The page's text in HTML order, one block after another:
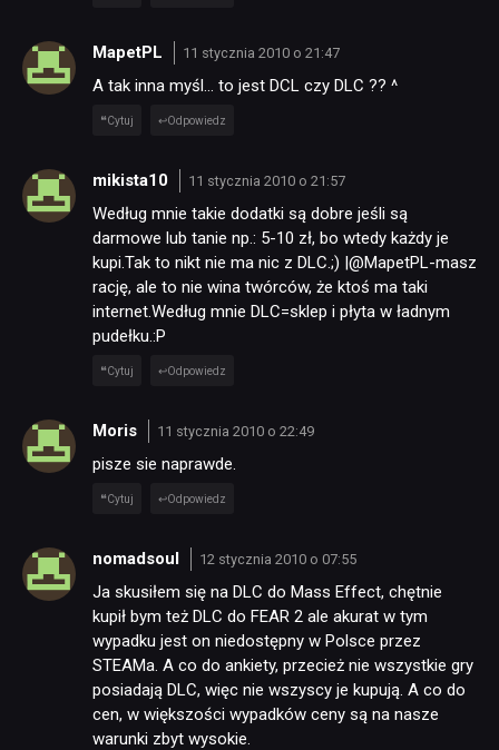
MapetPL 11 stycznia 2010 o 21:47
A tak inna myśl… to jest DCL czy DLC ?? ^
Cytuj Odpowiedz
mikista10 11 stycznia 2010 o 21:57
Według mnie takie dodatki są dobre jeśli są
darmowe lub tanie np.: 5-10 zł, bo wtedy każdy je
kupi.Tak to nikt nie ma nic z DLC.;) |@MapetPL-masz
rację, ale to nie wina twórców, że ktoś ma taki
internet.Według mnie DLC=sklep i płyta w ładnym
pudełku.:P
Cytuj Odpowiedz
Moris 11 stycznia 2010 o 22:49
pisze sie naprawde.
Cytuj Odpowiedz
nomadsoul 12 stycznia 2010 o 07:55
Ja skusiłem się na DLC do Mass Effect, chętnie
kupił bym też DLC do FEAR 2 ale akurat w tym
wypadku jest on niedostępny w Polsce przez
STEAMa. A co do ankiety, przecież nie wszystkie gry
posiadają DLC, więc nie wszyscy je kupują. A co do
cen, w większości wypadków ceny są na nasze
warunki zbyt wysokie.